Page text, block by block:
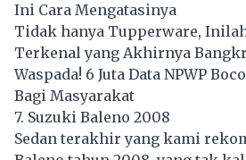
Ini Cara Mengatasinya
Tidak hanya Tupperware,
Terkenal yang Akhirnya
Waspada! 6 Juta Data NPWP
Bagi Masyarakat
7. Suzuki Baleno 2008
Sedan terakhir yang kami